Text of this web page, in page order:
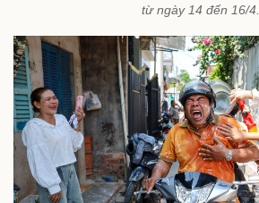
từ ngày 14 đến 16/4.